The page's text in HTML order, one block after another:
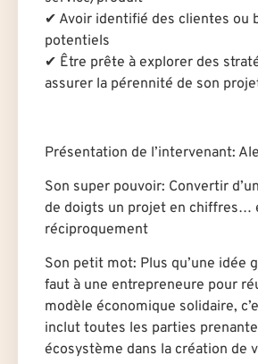
✔ Avoir identifié des client·es ou
potentiels
✔ Être prêt·e à explorer des
assurer la pérennité de son
Présentation de l’intervenant:
Son super pouvoir: Convertir
de doigts un projet en chiffres…
réciproquement
Son petit mot: Plus qu’une idée
faut à une entrepreneure pour
modèle économique solidaire,
inclut toutes les parties
écosystème dans la création de